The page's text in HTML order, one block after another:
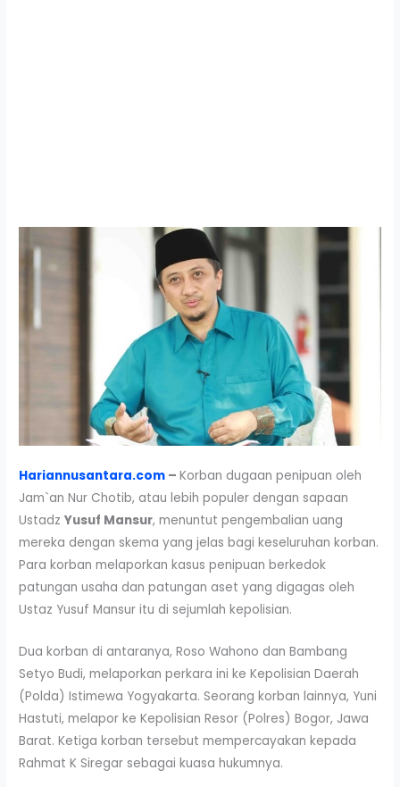
Hariannusantara.com –Korban dugaan penipuan oleh
Jam`an Nur Chotib, atau lebih populer dengan sapaan
UstadzYusuf Mansur, menuntut pengembalian uang
mereka dengan skema yang jelas bagi keseluruhan korban.
Para korban melaporkan kasus penipuan berkedok
patungan usaha dan patungan aset yang digagas oleh
Ustaz Yusuf Mansur itu di sejumlah kepolisian.
Dua korban di antaranya, Roso Wahono dan Bambang
Setyo Budi, melaporkan perkara ini ke Kepolisian Daerah
(Polda) Istimewa Yogyakarta. Seorang korban lainnya, Yuni
Hastuti, melapor ke Kepolisian Resor (Polres) Bogor, Jawa
Barat. Ketiga korban tersebut mempercayakan kepada
Rahmat K Siregar sebagai kuasa hukumnya.